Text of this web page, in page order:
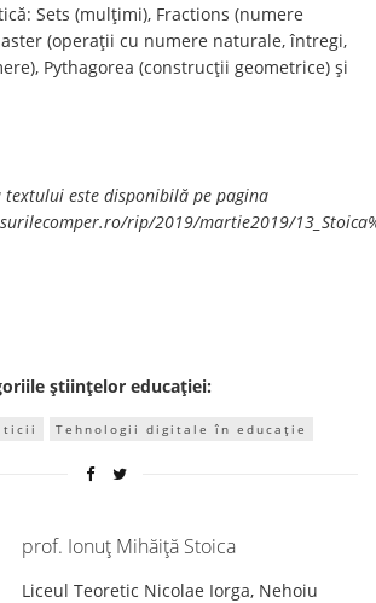
Sets (mulțimi), Fractions (numere
(operații cu numere naturale, întregi,
Pythagorea (construcții geometrice) și
este disponibilă pe pagina
rip/2019/martie2019/
științelor educației:
Tehnologii digitale în educație
prof. Ionuţ Mihăiţă Stoica
Liceul Teoretic Nicolae Iorga, Nehoiu